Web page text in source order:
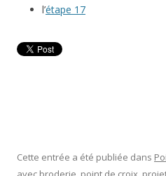
l’étape 17
Cette entrée a été publiée dans